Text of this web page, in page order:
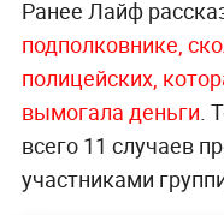
Ранее Лайф
подполковнике,
полицейских,
вымогала деньги.
всего 11 случаев
участниками